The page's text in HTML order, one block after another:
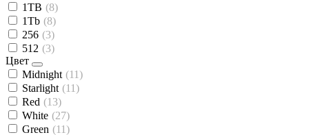
1TB (8)
1Tb (8)
256 (3)
512 (3)
Цвет
Midnight (11)
Starlight (11)
Red (13)
White (27)
Green (11)